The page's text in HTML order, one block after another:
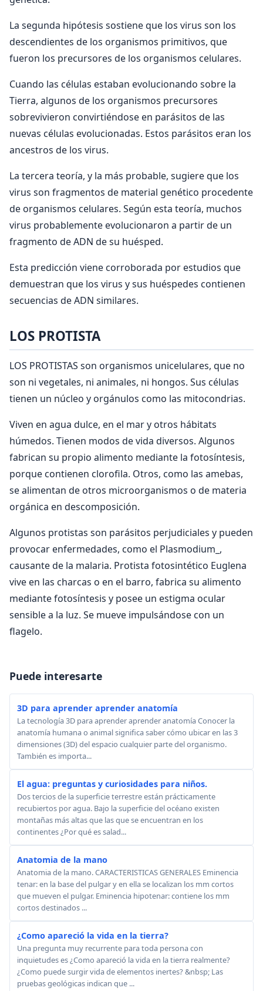
La segunda hipótesis sostiene que los virus son los
descendientes de los organismos primitivos, que
fueron los precursores de los organismos celulares.
Cuando las células estaban evolucionando sobre la
Tierra, algunos de los organismos precursores
sobrevivieron convirtiéndose en parásitos de las
nuevas células evolucionadas. Estos parásitos eran los
ancestros de los virus.
La tercera teoría, y la más probable, sugiere que los
virus son fragmentos de material genético procedente
de organismos celulares. Según esta teoría, muchos
virus probablemente evolucionaron a partir de un
fragmento de ADN de su huésped.
Esta predicción viene corroborada por estudios que
demuestran que los virus y sus huéspedes contienen
secuencias de ADN similares.
LOS PROTISTA
LOS PROTISTAS son organismos unicelulares, que no
son ni vegetales, ni animales, ni hongos. Sus células
tienen un núcleo y orgánulos como las mitocondrias.
Viven en agua dulce, en el mar y otros hábitats
húmedos. Tienen modos de vida diversos. Algunos
fabrican su propio alimento mediante la fotosíntesis,
porque contienen clorofila. Otros, como las amebas,
se alimentan de otros microorganismos o de materia
orgánica en descomposición.
Algunos protistas son parásitos perjudiciales y pueden
provocar enfermedades, como el Plasmodium_,
causante de la malaria. Protista fotosintético Euglena
vive en las charcas o en el barro, fabrica su alimento
mediante fotosíntesis y posee un estigma ocular
sensible a la luz. Se mueve impulsándose con un
flagelo.
Puede interesarte
3D para aprender aprender anatomía
La tecnología 3D para aprender aprender anatomía Conocer la
anatomía humana o animal significa saber cómo ubicar en las 3
dimensiones (3D) del espacio cualquier parte del organismo.
También es importa...
El agua: preguntas y curiosidades para niños.
Dos tercios de la superficie terrestre están prácticamente
recubiertos por agua. Bajo la superficie del océano existen
montañas más altas que las que se encuentran en los
continentes ¿Por qué es salad...
Anatomia de la mano
Anatomia de la mano. CARACTERISTICAS GENERALES Eminencia
tenar: en la base del pulgar y en ella se localizan los mm cortos
que mueven el pulgar. Eminencia hipotenar: contiene los mm
cortos destinados ...
¿Como apareció la vida en la tierra?
Una pregunta muy recurrente para toda persona con
inquietudes es ¿Como apareció la vida en la tierra realmente?
¿Como puede surgir vida de elementos inertes? &nbsp; Las
pruebas geológicas indican que ...